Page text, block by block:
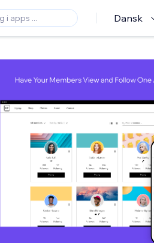
Dansk